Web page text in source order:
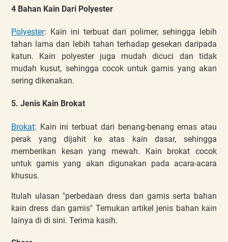
4 Bahan Kain Dari Polyester
Polyester: Kain ini terbuat dari polimer, sehingga lebih
tahan lama dan lebih tahan terhadap gesekan daripada
katun. Kain polyester juga mudah dicuci dan tidak
mudah kusut, sehingga cocok untuk gamis yang akan
sering dikenakan.
5. Jenis Kain Brokat
Brokat: Kain ini terbuat dari benang-benang emas atau
perak yang dijahit ke atas kain dasar, sehingga
memberikan kesan yang mewah. Kain brokat cocok
untuk gamis yang akan digunakan pada acara-acara
khusus.
Itulah ulasan "perbedaan dress dan gamis serta bahan
kain dress dan gamis" Temukan artikel jenis bahan kain
lainya di di sini. Terima kasih.